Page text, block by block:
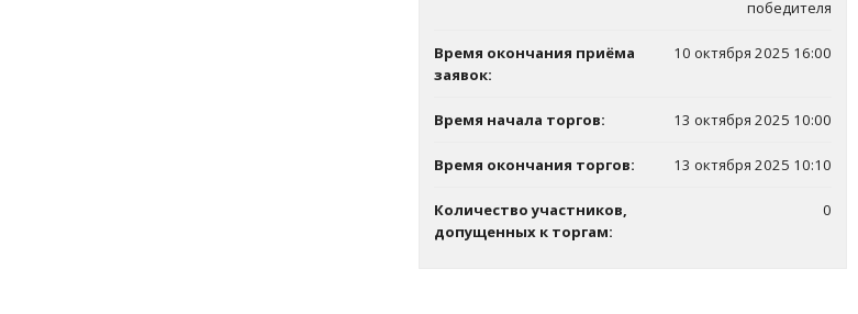
победителя
Время окончания приёма
заявок:
10 октября 2025 16:00
Время начала торгов: 13 октября 2025 10:00
Время окончания торгов: 13 октября 2025 10:10
Количество участников,
допущенных к торгам:
0